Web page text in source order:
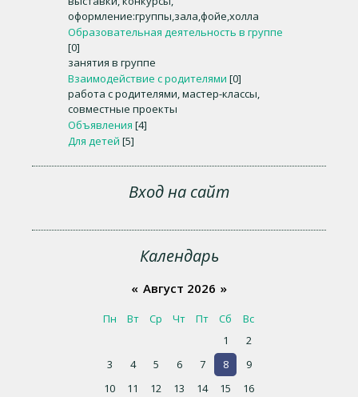
оформление:группы,зала,фойе,холла
Образовательная деятельность в группе
[0]
занятия в группе
Взаимодействие с родителями [0]
работа с родителями, мастер-классы,
совместные проекты
Объявления [4]
Для детей [5]
Вход на сайт
Календарь
« Август 2026 »
Пн Вт Ср Чт Пт Сб
Вс
1
2
3
4 5 6 7 8
9
10
11 12 13 14 15
16